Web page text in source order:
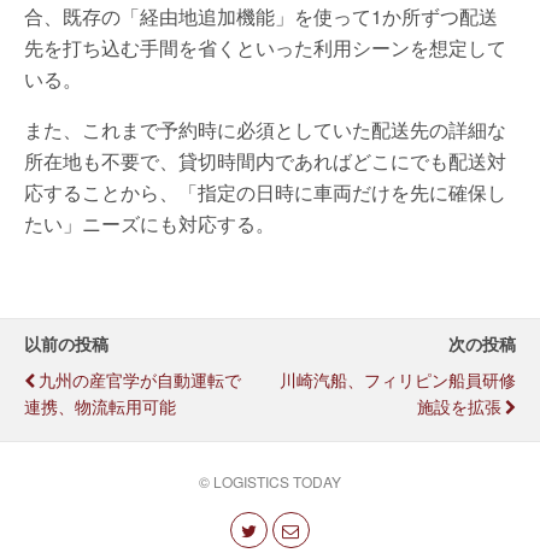
合、既存の「経由地追加機能」を使って1か所ずつ配送
先を打ち込む手間を省くといった利用シーンを想定して
いる。
また、これまで予約時に必須としていた配送先の詳細な
所在地も不要で、貸切時間内であればどこにでも配送対
応することから、「指定の日時に車両だけを先に確保し
たい」ニーズにも対応する。
以前の投稿
九州の産官学が自動運転で
連携、物流転用可能
次の投稿
川崎汽船、フィリピン船員研修
施設を拡張
© LOGISTICS TODAY